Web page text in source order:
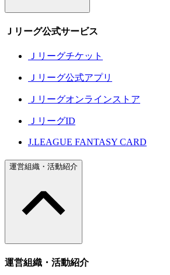
Ｊリーグ公式サービス
Ｊリーグチケット
Ｊリーグ公式アプリ
Ｊリーグオンラインストア
ＪリーグID
J.LEAGUE FANTASY CARD
運営組織・活動紹介
運営組織・活動紹介